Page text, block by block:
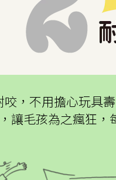
，不用擔心玩具
讓毛孩為之瘋狂，